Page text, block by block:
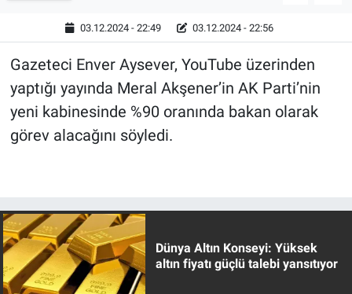
03.12.2024 - 22:49 03.12.2024 - 22:56
Gazeteci Enver Aysever, YouTube üzerinden
yaptığı yayında Meral Akşener’in AK Parti’nin
yeni kabinesinde %90 oranında bakan olarak
görev alacağını söyledi.
Dünya Altın Konseyi: Yüksek
altın fiyatı güçlü talebi yansıtıyor